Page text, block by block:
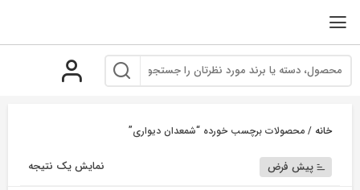
خانه / محصولات برچسب خورده “شمعدان دیواری”
نمایش یک نتیجه پیش فرض